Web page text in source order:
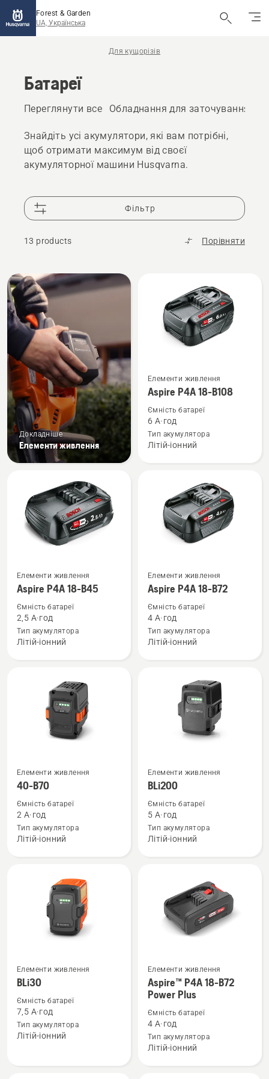
Forest & Garden
UA, Українська
Для кущорізів
Батареї
Переглянути все Обладнання для заточування
Знайдіть усі акумулятори, які вам потрібні,
щоб отримати максимум від своєї
акумуляторної машини Husqvarna.
Фільтр
13 products Порівняти
Всі
вироби
Докладніше
Елементи живлення
Переглянути
більше
про
Aspire
P4A
Елементи живлення
Aspire P4A 18-B108
Ємність батареї
6 А·год
Тип акумулятора
Літій-іонний
Переглянути
більше
про
Aspire
P4A
Елементи живлення
Aspire P4A 18-B45
Ємність батареї
2,5 А·год
Тип акумулятора
Літій-іонний
Переглянути
більше
про
Aspire
P4A
Елементи живлення
Aspire P4A 18-B72
Ємність батареї
4 А·год
Тип акумулятора
Літій-іонний
Переглянути
більше
про
40-
B70
Елементи живлення
40-B70
Ємність батареї
2 А·год
Тип акумулятора
Літій-іонний
Переглянути
більше
про
BLi200
Елементи живлення
BLi200
Ємність батареї
5 А·год
Тип акумулятора
Літій-іонний
Переглянути
більше
деталей
про
BLi30
Елементи живлення
BLi30
Ємність батареї
7,5 А·год
Тип акумулятора
Літій-іонний
Переглянути
більше
деталей
про
Aspire™
P4A
Елементи живлення
Aspire™ P4A 18-B72
Power Plus
Ємність батареї
4 А·год
Тип акумулятора
Літій-іонний